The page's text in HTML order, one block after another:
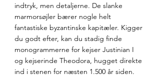
indtryk, men detaljerne. De slanke
marmorsøjler bærer nogle helt
fantastiske byzantinske kapitæler. Kigger
du godt efter, kan du stadig finde
monogrammerne for kejser Justinian I
og kejserinde Theodora, hugget direkte
ind i stenen for næsten 1.500 år siden.